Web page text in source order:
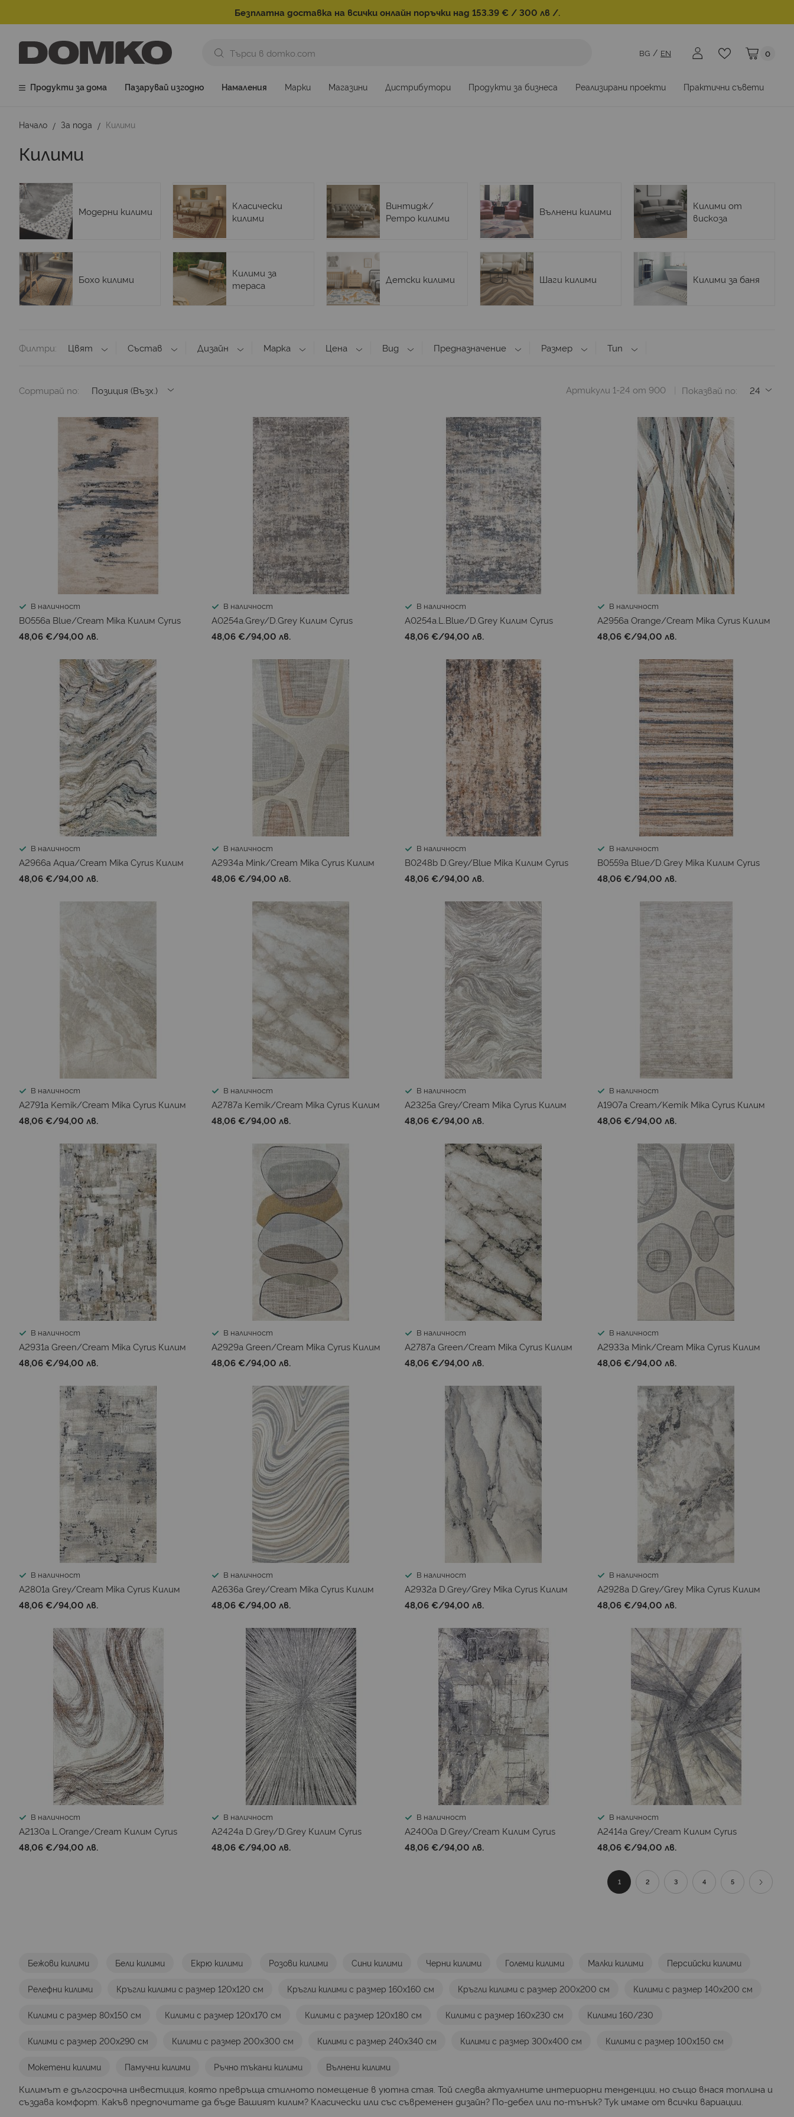
Безплатна доставка на всички онлайн поръчки над 153.39 € / 300 лв /.
Моята
0
BG EN
Продукти за дома Пазарувай изгодно Намаления Марки Магазини Дистрибутори Продукти за бизнеса Реализирани проекти Практични съвети
Начало За пода Килими
Килими
Модерни килими
Класически
килими
Винтидж/
Ретро килими
Вълнени килими
Килими от
вискоза
Бохо килими
Килими за
тераса
Детски килими Шаги килими Килими за баня
Филтри Цвят Състав Дизайн Марка Цена Вид Предназначение Размер Тип
Сортирай по Показвай по
Артикули 1-24 от 900
В наличност
B0556a Blue/Cream Mika Килим Cyrus
48,06 €/94,00 лв.
В наличност
A0254a.Grey/D.Grey Килим Cyrus
48,06 €/94,00 лв.
В наличност
A0254a.L.Blue/D.Grey Килим Cyrus
48,06 €/94,00 лв.
В наличност
A2956a Orange/Cream Mika Cyrus Килим
48,06 €/94,00 лв.
В наличност
A2966a Aqua/Cream Mika Cyrus Килим
48,06 €/94,00 лв.
В наличност
A2934a Mink/Cream Mika Cyrus Килим
48,06 €/94,00 лв.
В наличност
B0248b D.Grey/Blue Mika Килим Cyrus
48,06 €/94,00 лв.
В наличност
B0559a Blue/D.Grey Mika Килим Cyrus
48,06 €/94,00 лв.
В наличност
A2791a Kemik/Cream Mika Cyrus Килим
48,06 €/94,00 лв.
В наличност
A2787a Kemik/Cream Mika Cyrus Килим
48,06 €/94,00 лв.
В наличност
A2325a Grey/Cream Mika Cyrus Килим
48,06 €/94,00 лв.
В наличност
A1907a Cream/Kemik Mika Cyrus Килим
48,06 €/94,00 лв.
В наличност
A2931a Green/Cream Mika Cyrus Килим
48,06 €/94,00 лв.
В наличност
A2929a Green/Cream Mika Cyrus Килим
48,06 €/94,00 лв.
В наличност
A2787a Green/Cream Mika Cyrus Килим
48,06 €/94,00 лв.
В наличност
A2933a Mink/Cream Mika Cyrus Килим
48,06 €/94,00 лв.
В наличност
A2801a Grey/Cream Mika Cyrus Килим
48,06 €/94,00 лв.
В наличност
A2636a Grey/Cream Mika Cyrus Килим
48,06 €/94,00 лв.
В наличност
A2932a D.Grey/Grey Mika Cyrus Килим
48,06 €/94,00 лв.
В наличност
A2928a D.Grey/Grey Mika Cyrus Килим
48,06 €/94,00 лв.
В наличност
A2130a L.Orange/Cream Килим Cyrus
48,06 €/94,00 лв.
В наличност
A2424a D.Grey/D.Grey Килим Cyrus
48,06 €/94,00 лв.
В наличност
A2400a D.Grey/Cream Килим Cyrus
48,06 €/94,00 лв.
В наличност
A2414a Grey/Cream Килим Cyrus
48,06 €/94,00 лв.
Страница
В момента четете страница
1 Страница
2 Страница
3 Страница
4 Страница
5 Страница
Продължи
Бежови килими Бели килими Екрю килими Розови килими Сини килими Черни килими Големи килими Малки килими Персийски килими
Релефни килими Кръгли килими с размер 120х120 см Кръгли килими с размер 160х160 см Кръгли килими с размер 200х200 см Килими с размер 140х200 см
Килими с размер 80х150 см Килими с размер 120х170 см Килими с размер 120х180 см Килими с размер 160х230 см Килими 160/230
Килими с размер 200х290 см Килими с размер 200х300 см Килими с размер 240х340 см Килими с размер 300х400 см Килими с размер 100х150 см
Мокетени килими Памучни килими Ръчно тъкани килими Вълнени килими
Килимът е дългосрочна инвестиция, която превръща стилното помещение в уютна стая. Той следва актуалните интериорни тенденции, но също внася топлина и
създава комфорт. Какъв предпочитате да бъде Вашият килим? Класически или със съвременен дизайн? По-дебел или по-тънък? Тук имаме от всички вариации.